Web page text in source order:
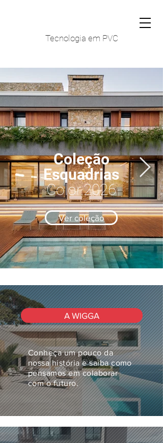
Tecnologia em PVC
Coleção
Esquadrias
Color.2026
Ver coleção
A WIGGA
Conheça um pouco da
nossa história e saiba como
pensamos em colaborar
com o futuro.